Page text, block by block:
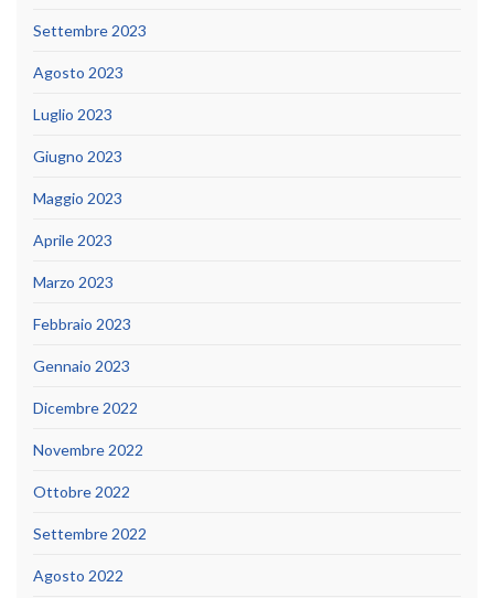
Settembre 2023
Agosto 2023
Luglio 2023
Giugno 2023
Maggio 2023
Aprile 2023
Marzo 2023
Febbraio 2023
Gennaio 2023
Dicembre 2022
Novembre 2022
Ottobre 2022
Settembre 2022
Agosto 2022